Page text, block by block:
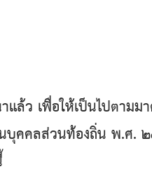
เพื่อให้เป็นไปตามม
คคลส่วนท้องถิ่น พ.ศ.